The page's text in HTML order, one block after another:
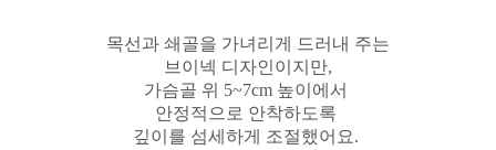
목선과 쇄골을 가녀리게 드러내 주는
브이넥 디자인이지만,
가슴골 위 5~7cm 높이에서
안정적으로 안착하도록
깊이를 섬세하게 조절했어요.